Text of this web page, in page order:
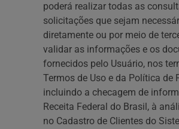
poderá realizar todas as
solicitações que sejam
diretamente ou por meio de
validar as informações e os
fornecidos pelo Usuário, nos
Termos de Uso e da Política de
incluindo a checagem de
Receita Federal do Brasil, à
no Cadastro de Clientes do